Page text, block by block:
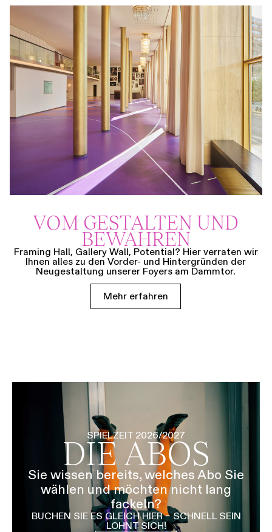
VOM GESTALTEN UND
BEWAHREN
Framing Hall, Gallery Wall, Potential? Hier verraten wir
Ihnen alles zu den Vorder- und Hintergründen der
Neugestaltung unserer Foyers am Dammtor.
Mehr erfahren
SPIELZEIT 2026/2027
DIE ABOS
Sie wissen bereits, welches Abo Sie
wählen und möchten nicht lang
fackeln?
BUCHEN SIE ES GLEICH HIER – SCHNELL SEIN
LOHNT SICH!